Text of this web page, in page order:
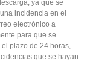
ya que se
incidencia en el
electrónico a
para que se
plazo de 24 horas,
que se hayan